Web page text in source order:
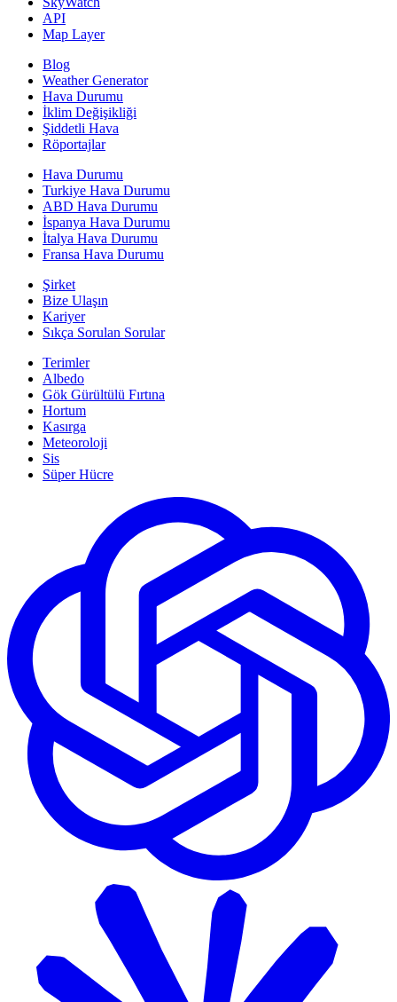
API
Map Layer
Blog
Weather Generator
Hava Durumu
İklim Değişikliği
Şiddetli Hava
Röportajlar
Hava Durumu
Turkiye Hava Durumu
ABD Hava Durumu
İspanya Hava Durumu
İtalya Hava Durumu
Fransa Hava Durumu
Şirket
Bize Ulaşın
Kariyer
Sıkça Sorulan Sorular
Terimler
Albedo
Gök Gürültülü Fırtına
Hortum
Kasırga
Meteoroloji
Sis
Süper Hücre